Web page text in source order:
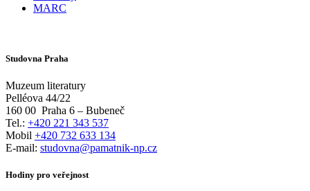
MARC
Studovna Praha
Muzeum literatury
Pelléova 44/22
160 00 Praha 6 – Bubeneč
Tel.: +420 221 343 537
Mobil +420 732 633 134
E-mail: studovna@pamatnik-np.cz
Hodiny pro veřejnost